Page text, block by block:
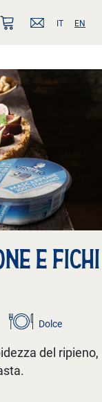
IT EN
E FICHI
Dolce
del ripieno,